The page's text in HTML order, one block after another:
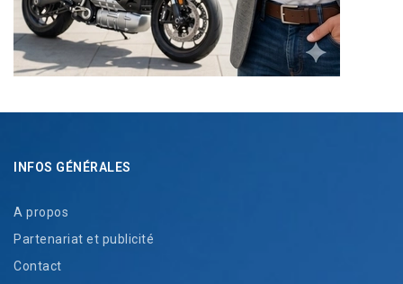
INFOS GÉNÉRALES
A propos
Partenariat et publicité
Contact